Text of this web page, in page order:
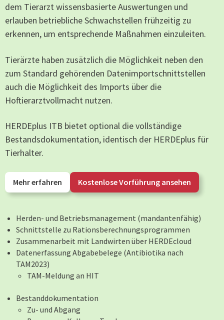
dem Tierarzt wissensbasierte Auswertungen und
erlauben betriebliche Schwachstellen frühzeitig zu
erkennen, um entsprechende Maßnahmen einzuleiten.
Tierärzte haben zusätzlich die Möglichkeit neben den
zum Standard gehörenden Datenimportschnittstellen
auch die Möglichkeit des Imports über die
Hoftierarztvollmacht nutzen.
HERDEplus ITB bietet optional die vollständige
Bestandsdokumentation, identisch der HERDEplus für
Tierhalter.
Mehr erfahren Kostenlose Vorführung ansehen
Herden- und Betriebsmanagement (mandantenfähig)
Schnittstelle zu Rationsberechnungsprogrammen
Zusammenarbeit mit Landwirten über HERDEcloud
Datenerfassung Abgabebelege (Antibiotika nach
TAM2023)
TAM-Meldung an HIT
Bestanddokumentation
Zu- und Abgang